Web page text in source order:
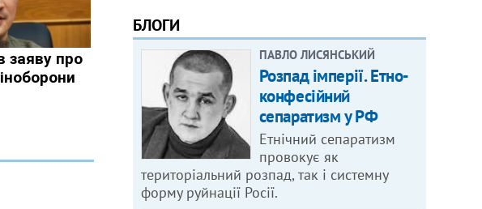
БЛОГИ
ПАВЛО ЛИСЯНСЬКИЙ
Розпад імперії. Етно-
конфесійний
сепаратизм у РФ
Етнічний сепаратизм
провокує як
територіальний розпад, так і системну
форму руйнації Росії.